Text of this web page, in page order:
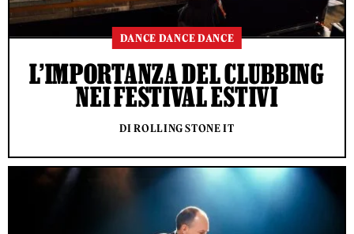
DANCE DANCE DANCE
L’IMPORTANZA DEL CLUBBING
NEI FESTIVAL ESTIVI
DI ROLLING STONE IT